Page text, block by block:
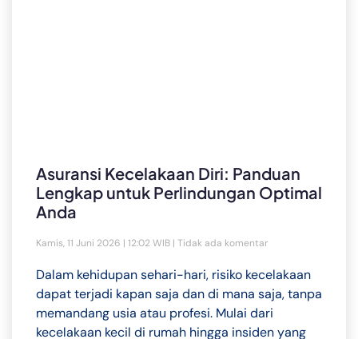
Asuransi Kecelakaan Diri: Panduan
Lengkap untuk Perlindungan Optimal
Anda
Kamis, 11 Juni 2026 | 12:02 WIB Tidak ada komentar
Dalam kehidupan sehari-hari, risiko kecelakaan
dapat terjadi kapan saja dan di mana saja, tanpa
memandang usia atau profesi. Mulai dari
kecelakaan kecil di rumah hingga insiden yang